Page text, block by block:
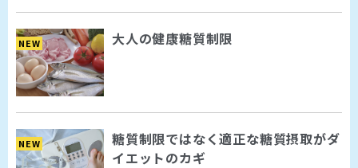
NEW 大人の健康糖質制限
NEW
糖質制限ではなく適正な糖質摂取がダ
イエットのカギ